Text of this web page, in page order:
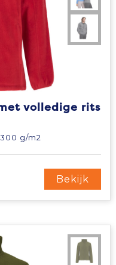
volledige rits
g/m2
Bekijk